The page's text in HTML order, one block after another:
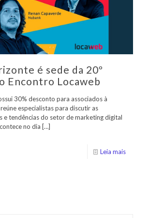
é sede da 20º
Encontro Locaweb
30% desconto para associados à
especialistas para discutir as
e tendências do setor de marketing digital
no dia […]
Leia mais